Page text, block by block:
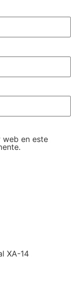
web en este
XA-14